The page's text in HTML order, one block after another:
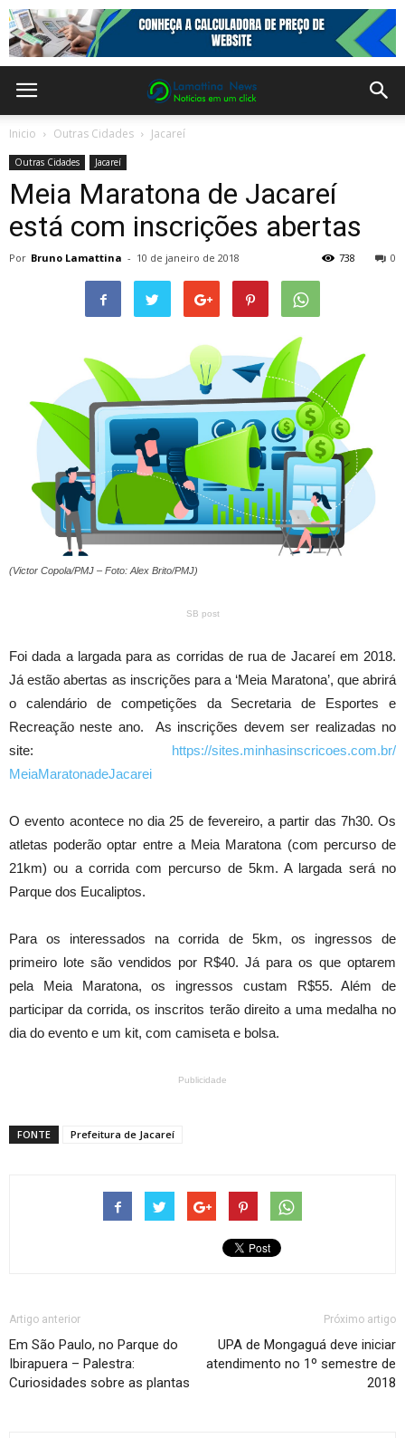
Inicio Outras Cidades Jacareí
Outras Cidades Jacareí
Meia Maratona de Jacareí
está com inscrições abertas
Por Bruno Lamattina - 10 de janeiro de 2018 0
738
(Victor Copola/PMJ – Foto: Alex Brito/PMJ)
SB post
Foi dada a largada para as corridas de rua de Jacareí em 2018.
Já estão abertas as inscrições para a ‘Meia Maratona’, que abrirá
o calendário de competições da Secretaria de Esportes e
Recreação neste ano. As inscrições devem ser realizadas no
site: https://sites.minhasinscricoes.com.br/
MeiaMaratonadeJacarei
O evento acontece no dia 25 de fevereiro, a partir das 7h30. Os
atletas poderão optar entre a Meia Maratona (com percurso de
21km) ou a corrida com percurso de 5km. A largada será no
Parque dos Eucaliptos.
Para os interessados na corrida de 5km, os ingressos de
primeiro lote são vendidos por R$40. Já para os que optarem
pela Meia Maratona, os ingressos custam R$55. Além de
participar da corrida, os inscritos terão direito a uma medalha no
dia do evento e um kit, com camiseta e bolsa.
Publicidade
FONTE Prefeitura de Jacareí
Artigo anterior
Em São Paulo, no Parque do
Ibirapuera – Palestra:
Curiosidades sobre as plantas
Próximo artigo
UPA de Mongaguá deve iniciar
atendimento no 1º semestre de
2018